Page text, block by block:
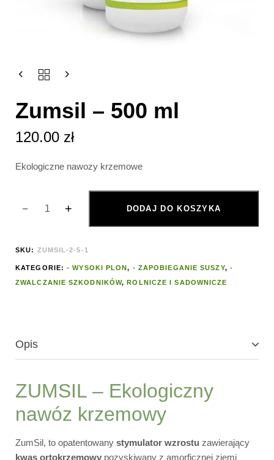
Zumsil – 500 ml
120.00 zł
Ekologiczne nawozy krzemowe
DODAJ DO KOSZYKA
SKU: ZUMSIL-2-5-1
KATEGORIE:- WYSOKI PLON, - ZAPOBIEGANIE SUSZY, -
ZWALCZANIE SZKODNIKÓW,ROLNICZE I SADOWNICZE
Opis
ZUMSIL – Ekologiczny
nawóz krzemowy
ZumSil, to opatentowany stymulator wzrostu zawierający
kwas ortokrzemowy pozyskiwany z amorficznej ziemi